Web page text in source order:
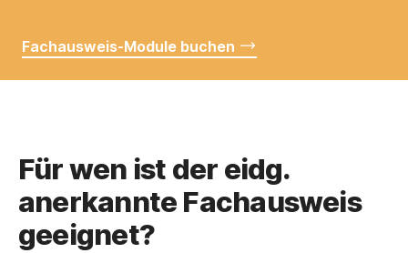
Fachausweis-Module buchen
Für wen ist der eidg.
anerkannte Fachausweis
geeignet?